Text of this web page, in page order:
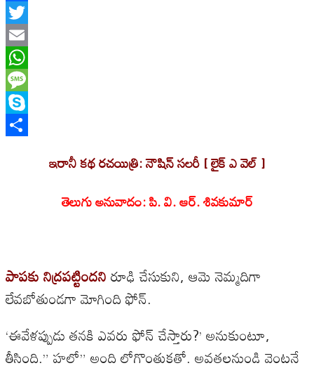
Facebook
Twitter
Email
WhatsApp
Message
Skype
ఇరానీ కథ రచయిత్రి: నౌషిన్ సలరీ [ లైక్ ఎ వెల్ ]
తెలుగు అనువాదం: పి. వి. ఆర్. శివకుమార్
పాపకు నిద్రపట్టిందనిరూఢి చేసుకుని, ఆమె నెమ్మదిగా
లేవబోతుండగా మోగింది ఫోన్.
‘ఈవేళప్పుడు తనకి ఎవరు ఫోన్ చేస్తారు?’ అనుకుంటూ,
తీసింది.” హలో” అంది లోగొంతుకతో. అవతలనుండి వెంటనే